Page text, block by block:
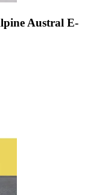
Austral E-